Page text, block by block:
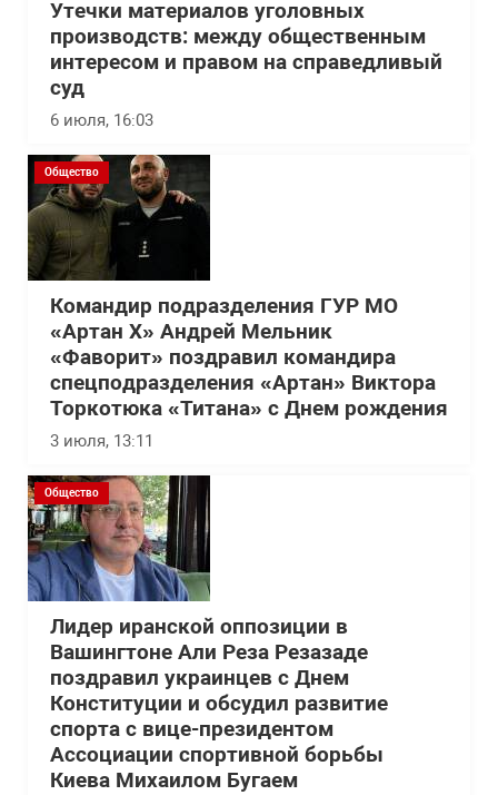
Утечки материалов уголовных
производств: между общественным
интересом и правом на справедливый
суд
6 июля, 16:03
Общество
Командир подразделения ГУР МО
«Артан Х» Андрей Мельник
«Фаворит» поздравил командира
спецподразделения «Артан» Виктора
Торкотюка «Титана» с Днем рождения
3 июля, 13:11
Общество
Лидер иранской оппозиции в
Вашингтоне Али Реза Резазаде
поздравил украинцев с Днем
Конституции и обсудил развитие
спорта с вице-президентом
Ассоциации спортивной борьбы
Киева Михаилом Бугаем